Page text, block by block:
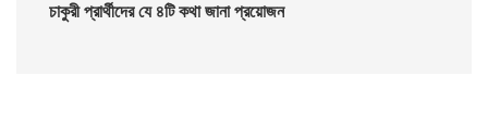
চাকুরী প্রার্থীদের যে ৪টি কথা জানা প্রয়োজন